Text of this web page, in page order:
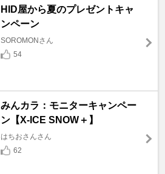
HID屋から夏のプレゼントキャ
ンペーン
SOROMONさん
54
みんカラ：モニターキャンペー
ン【X-ICE SNOW＋】
はちおさんさん
62